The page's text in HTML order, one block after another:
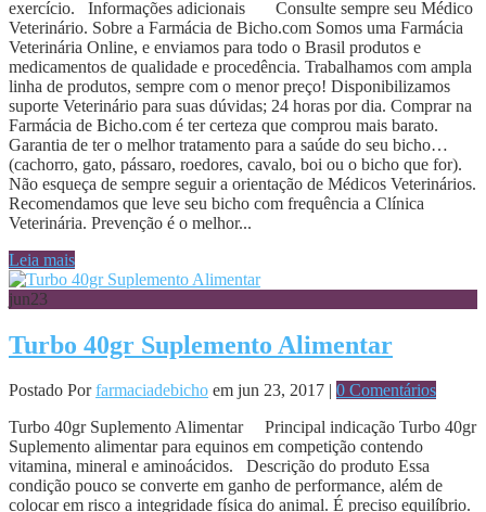
exercício. Informações adicionais Consulte sempre seu Médico
Veterinário. Sobre a Farmácia de Bicho.com Somos uma Farmácia
Veterinária Online, e enviamos para todo o Brasil produtos e
medicamentos de qualidade e procedência. Trabalhamos com ampla
linha de produtos, sempre com o menor preço! Disponibilizamos
suporte Veterinário para suas dúvidas; 24 horas por dia. Comprar na
Farmácia de Bicho.com é ter certeza que comprou mais barato.
Garantia de ter o melhor tratamento para a saúde do seu bicho…
(cachorro, gato, pássaro, roedores, cavalo, boi ou o bicho que for).
Não esqueça de sempre seguir a orientação de Médicos Veterinários.
Recomendamos que leve seu bicho com frequência a Clínica
Veterinária. Prevenção é o melhor...
Leia mais
jun23
Turbo 40gr Suplemento Alimentar
Postado Porfarmaciadebicho em jun 23, 2017 | 0 Comentários
Turbo 40gr Suplemento Alimentar Principal indicação Turbo 40gr
Suplemento alimentar para equinos em competição contendo
vitamina, mineral e aminoácidos. Descrição do produto Essa
condição pouco se converte em ganho de performance, além de
colocar em risco a integridade física do animal. É preciso equilíbrio.